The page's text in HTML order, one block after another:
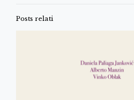
Posts relati